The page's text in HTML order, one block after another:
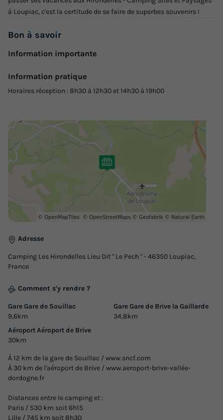
TENTE TOILE ET BOIS 5 personnes - Tente Lodge - sans
sanitaires, sans chauffage - 2 chambres
du01/09/2026au08/09/2026
Meilleur prix pour 7 nuits
Prix de comparaison
Voir les logements
CHALET 5 personnes - Cottage Martel - 2
chauffage - terrasse non couverte
Récent
Surface
16m² 2
Enfants
Congélateur
+ 4
CHALET 5 personnes - Cottage Martel - 2 chambres - sans
sanitaires, sans chauffage - terrasse non couverte
à Loupiac, c'est la certitude de se faire de superbes souvenirs !
Bon à savoir
Information importante
Information pratique
Horaires réception : 8h30 à 12h30 et 14h30 à 19h00
Adresse
Camping Les Hirondelles Lieu Dit " Le Pech " - 46350 Loupiac,
France
Comment s'y rendre ?
Gare Gare de Souillac
9,6km
Gare Gare de Brive la Gaillarde
34,8km
Aéroport Aéroport de Brive
30km
À 12 km de la gare de Souillac / www.sncf.com
À 30 km de l'aéroport de Brive / www.aeroport-brive-vallée-
dordogne.fr
Distances entre le camping et :
Paris / 530 km soit 6h15
Lille / 745 km soit 8h30